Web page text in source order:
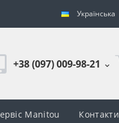
Українська
+38 (097) 009-98-21
Manitou Контакти